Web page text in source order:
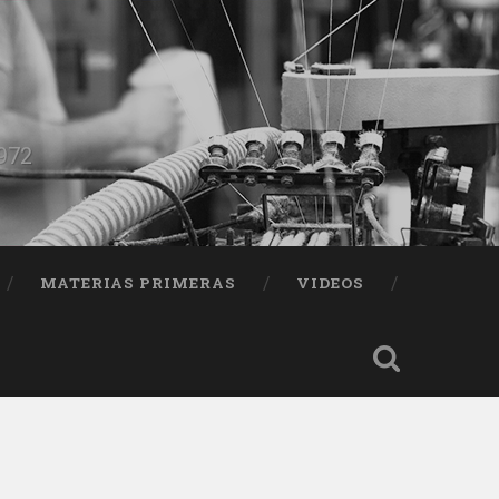
MATERIAS PRIMERAS VIDEOS